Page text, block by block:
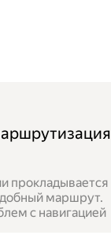
прокладывается
маршрут.
с навигацией